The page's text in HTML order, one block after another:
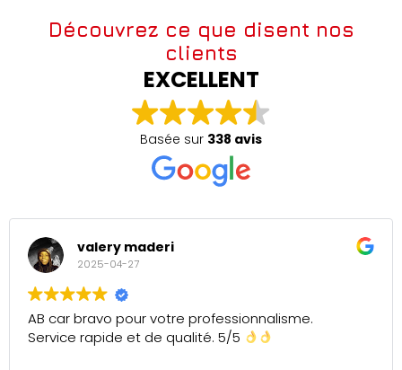
Découvrez ce que disent nos
clients
EXCELLENT
Basée sur 338 avis
valery maderi
2025-04-27
AB car bravo pour votre professionnalisme.
Service rapide et de qualité. 5/5